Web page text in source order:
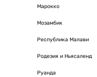
Марокко
Мозамбик
Республика Малави
Родезия и Ньясаленд
Руанда